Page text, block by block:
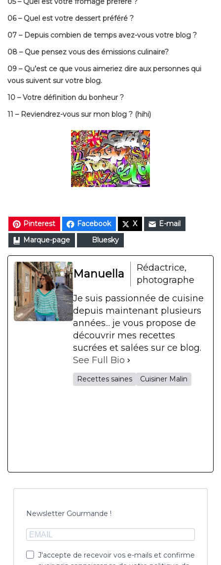
06 – Quel est votre dessert préféré ?
07 – Depuis combien de temps avez-vous votre blog ?
08 – Que pensez vous des émissions culinaire?
09 – Qu’est ce que vous aimeriez dire aux personnes qui
vous suivent sur votre blog.
10 – Votre définition du bonheur ?
11 – Reviendrez-vous sur mon blog ? (hihi)
Pinterest Facebook X
E-mail
Marque-page
Bluesky
Manuella
Rédactrice,
photographe
Je suis passionnée de cuisine
depuis maintenant plusieurs
années... je vous propose de
découvrir mes recettes
sucrées et salées sur ce blog.
See Full Bio
Recettes saines Cuisiner Malin
Newsletter Gourmande !
J'accepte de recevoir vos e-mails et confirme